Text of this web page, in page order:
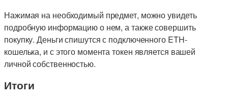
Нажимая на необходимый предмет, можно увидеть
подробную информацию о нем, а также совершить
покупку. Деньги спишутся с подключенного ETH-
кошелька, и с этого момента токен является вашей
личной собственностью.
Итоги